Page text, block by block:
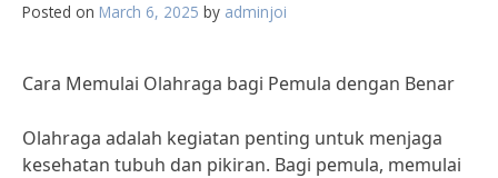
Posted on March 6, 2025 by adminjoi
Cara Memulai Olahraga bagi Pemula dengan Benar
Olahraga adalah kegiatan penting untuk menjaga
kesehatan tubuh dan pikiran. Bagi pemula, memulai